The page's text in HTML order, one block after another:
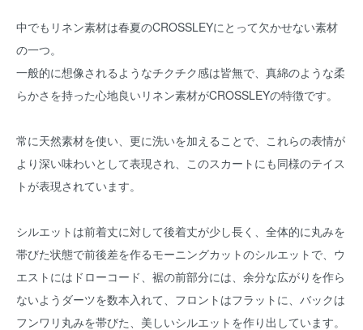
中でもリネン素材は春夏のCROSSLEYにとって欠かせない素材
の一つ。
一般的に想像されるようなチクチク感は皆無で、真綿のような柔
らかさを持った心地良いリネン素材がCROSSLEYの特徴です。
常に天然素材を使い、更に洗いを加えることで、これらの表情が
より深い味わいとして表現され、このスカートにも同様のテイス
トが表現されています。
シルエットは前着丈に対して後着丈が少し長く、全体的に丸みを
帯びた状態で前後差を作るモーニングカットのシルエットで、ウ
エストにはドローコード、裾の前部分には、余分な広がりを作ら
ないようダーツを数本入れて、フロントはフラットに、バックは
フンワリ丸みを帯びた、美しいシルエットを作り出しています。